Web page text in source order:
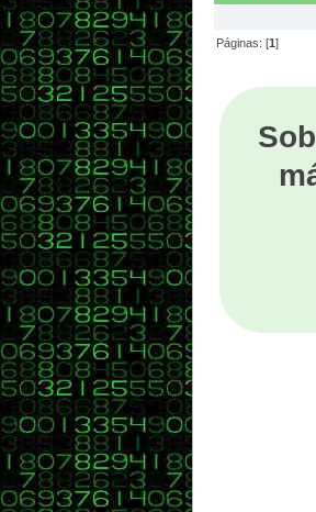
Páginas: [1]